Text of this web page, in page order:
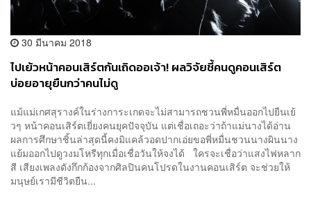
30 มีนาคม 2018
ไปเย้วหน้าคอนเสิร์ตกันเถิดออเจ้า! ผลวิจัยชี้คนดูคอนเสิร์ต
บ่อยอายุยืนกว่าคนไม่ดู
แม้แม่เกศสุรางค์ในร่างการะเกดจะไม่สามารถชวนพี่หมื่นออกไปยืนเย้
วๆ หน้าคอนเสิร์ตเยี่ยงคนยุคปัจจุบัน แต่เชื่อเถอะว่าถ้าแม่นางได้อ่าน
ผลการศึกษาชิ้นล่าสุดนี้คงมิแคล้วอดปากเอ่ยขอพี่หมื่นชวนนางผินนาง
แย้มออกไปดูวงมโหรีทุกเมื่อเชื่อวันให้จงได้ ใครจะเชื่อว่าแสงไฟหลาก
สี เสียงเพลงดังกึกก้องจากศิลปินคนโปรดในงานคอนเสิร์ต จะช่วยให้
มนุษย์เรามีชีวิตยืน...